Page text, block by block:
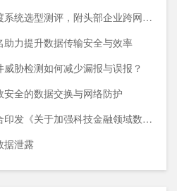
新能源行业内外网文件摆渡系统选型测评，附头部企业跨网部署案例
力提升数据传输安全与效率
胁检测如何减少漏报与误报？
全的数据交换与网络防护
中国人民银行等九部门联合印发《关于加强科技金融领域数据开发利用的通知》
据泄露